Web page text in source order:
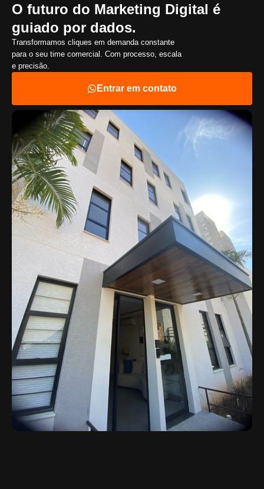
O futuro do Marketing Digital é
guiado por dados.
Transformamos cliques em demanda constante
para o seu time comercial. Com processo, escala
e precisão.
Entrar em contato